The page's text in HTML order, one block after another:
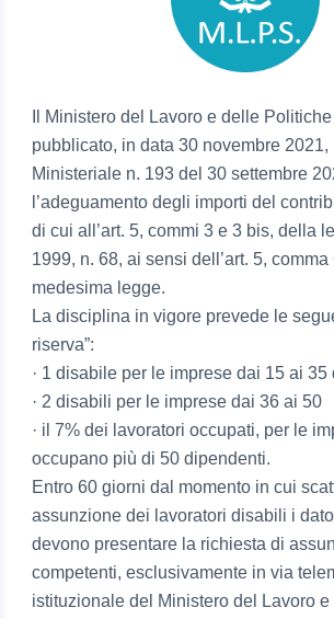
Il Ministero del Lavoro e delle
pubblicato, in data 30 novembre 2021,
Ministeriale n. 193 del 30 settembre
l’adeguamento degli importi del
di cui all’art. 5, commi 3 e 3 bis, della
1999, n. 68, ai sensi dell’art. 5, comma
medesima legge.
La disciplina in vigore prevede le
riserva”:
· 1 disabile per le imprese dai 15 ai 35
· 2 disabili per le imprese dai 36 ai 50
· il 7% dei lavoratori occupati, per le
occupano più di 50 dipendenti.
Entro 60 giorni dal momento in cui
assunzione dei lavoratori disabili i
devono presentare la richiesta di
competenti, esclusivamente in via
istituzionale del Ministero del Lavoro